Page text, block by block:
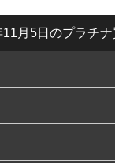
11月5日のプラチ